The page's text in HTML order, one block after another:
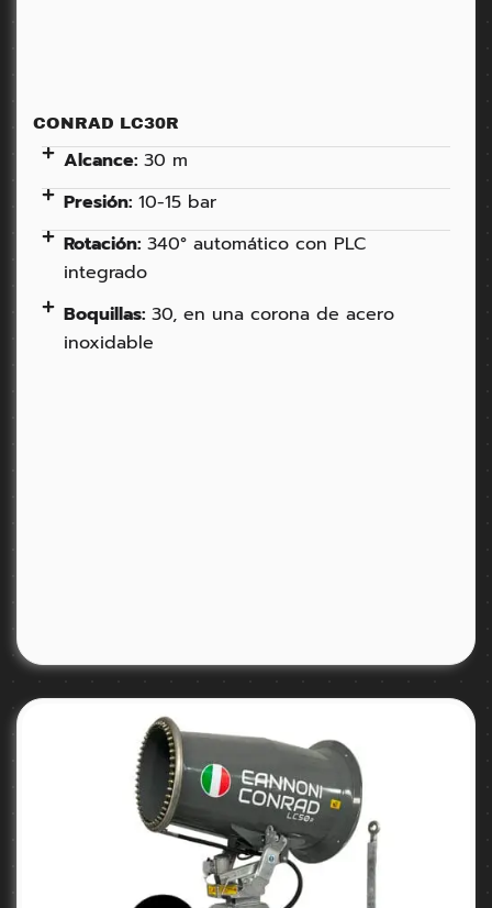
CONRAD LC30R
Alcance: 30 m
Presión: 10-15 bar
Rotación: 340° automático con PLC
integrado
Boquillas: 30, en una corona de acero
inoxidable